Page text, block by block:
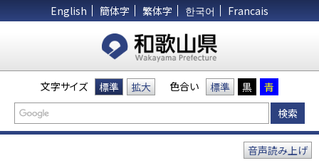
English 簡体字 繁体字 한국어 Francais
文字サイズ 標準 拡大 色合い 標準 黒 青
音声読み上げ